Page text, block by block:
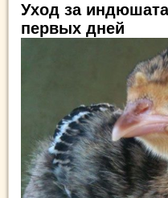
Уход за
первых дней